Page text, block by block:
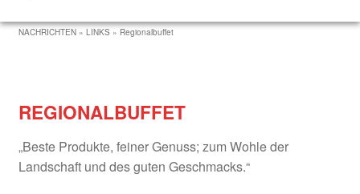
Newsletter Anmeldeanfrage
Amt für Ernährung Landwirtschaft und Forsten
NACHRICHTEN » LINKS » Regionalbuffet
REGIONALBUFFET
„Beste Produkte, feiner Genuss; zum Wohle der
Landschaft und des guten Geschmacks.“